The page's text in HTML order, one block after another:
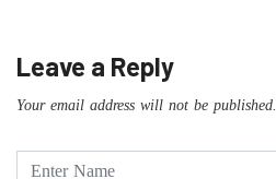
Leave a Reply
Your email address will not be published.